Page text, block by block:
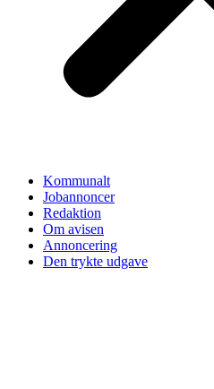
Kommunalt
Jobannoncer
Redaktion
Om avisen
Annoncering
Den trykte udgave